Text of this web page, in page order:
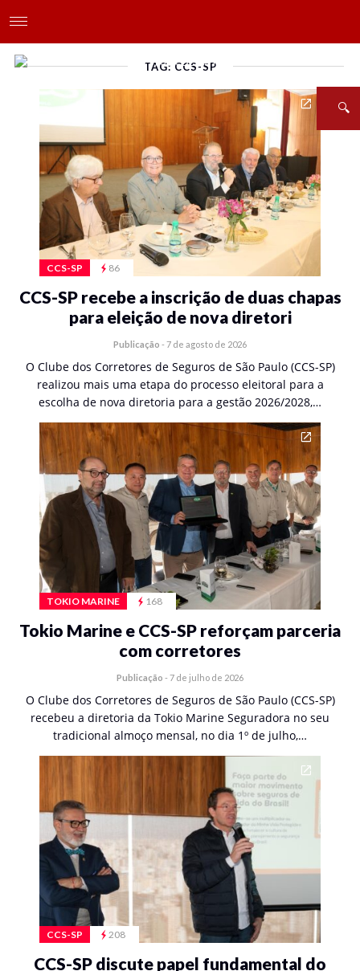
TAG: CCS-SP
CCS-SP 86
CCS-SP recebe a inscrição de duas chapas
para eleição de nova diretori
Publicação - 7 de agosto de 2026
O Clube dos Corretores de Seguros de São Paulo (CCS-SP)
realizou mais uma etapa do processo eleitoral para a
escolha de nova diretoria para a gestão 2026/2028,…
TOKIO MARINE 168
Tokio Marine e CCS-SP reforçam parceria
com corretores
Publicação - 7 de julho de 2026
O Clube dos Corretores de Seguros de São Paulo (CCS-SP)
recebeu a diretoria da Tokio Marine Seguradora no seu
tradicional almoço mensal, no dia 1º de julho,…
CCS-SP 208
CCS-SP discute papel fundamental do